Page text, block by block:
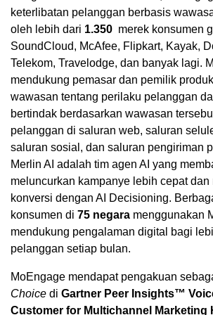
keterlibatan pelanggan berbasis
oleh lebih dari 1.350 merek konsumen
SoundCloud, McAfee, Flipkart, Kayak,
Telekom, Travelodge, dan banyak lagi.
mendukung pemasar dan pemilik
wawasan tentang perilaku pelanggan
bertindak berdasarkan wawasan
pelanggan di saluran web, saluran
saluran sosial, dan saluran pengiriman
Merlin AI adalah tim agen AI yang
meluncurkan kampanye lebih cepat dan
konversi dengan AI Decisioning.
konsumen di 75 negara menggunakan
mendukung pengalaman digital bagi
pelanggan setiap bulan.
MoEngage mendapat pengakuan
Choice di Gartner Peer Insights™
Customer for Multichannel Marketing